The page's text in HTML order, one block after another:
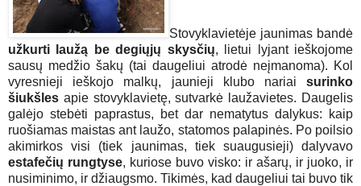
Stovyklavietėje jaunimas bandė
užkurti laužą be degiųjų skysčių, lietui lyjant ieškojome
sausų medžio šakų (tai daugeliui atrodė neįmanoma). Kol
vyresnieji ieškojo malkų, jaunieji klubo nariai surinko
šiukšles apie stovyklavietę, sutvarkė laužavietes. Daugelis
galėjo stebėti paprastus, bet dar nematytus dalykus: kaip
ruošiamas maistas ant laužo, statomos palapinės. Po poilsio
akimirkos visi (tiek jaunimas, tiek suaugusieji) dalyvavo
estafečių rungtyse, kuriose buvo visko: ir ašarų, ir juoko, ir
nusiminimo, ir džiaugsmo. Tikimės, kad daugeliui tai buvo tik